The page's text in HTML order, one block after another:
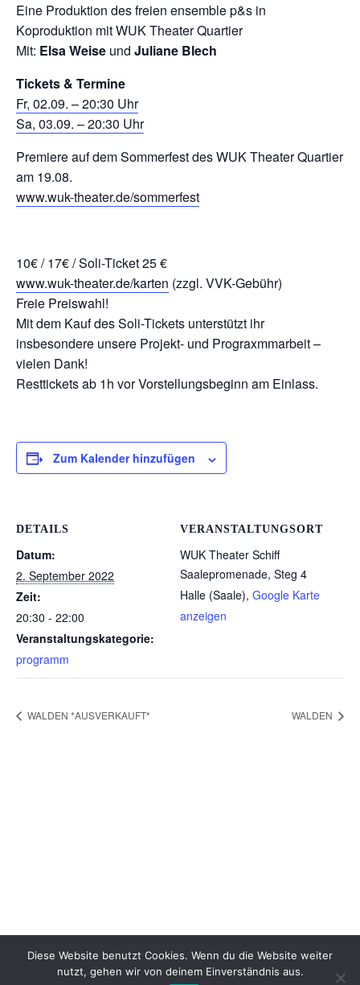
Eine Produktion des freien ensemble p&s in
Koproduktion mit WUK Theater Quartier
Mit: Elsa Weise und Juliane Blech
Tickets & Termine
Fr, 02.09. – 20:30 Uhr
Sa, 03.09. – 20:30 Uhr
Premiere auf dem Sommerfest des WUK Theater Quartier
am 19.08.
www.wuk-theater.de/sommerfest
10€ / 17€ / Soli-Ticket 25 €
www.wuk-theater.de/karten (zzgl. VVK-Gebühr)
Freie Preiswahl!
Mit dem Kauf des Soli-Tickets unterstützt ihr
insbesondere unsere Projekt- und Prograxmmarbeit –
vielen Dank!
Resttickets ab 1h vor Vorstellungsbeginn am Einlass.
Zum Kalender hinzufügen
DETAILS
Datum:
2. September 2022
Zeit:
20:30 - 22:00
Veranstaltungskategorie:
programm
VERANSTALTUNGSORT
WUK Theater Schiff
Saalepromenade, Steg 4
Halle (Saale), Google Karte
anzeigen
WALDEN *AUSVERKAUFT* WALDEN
Diese Website benutzt Cookies. Wenn du die Website weiter
nutzt, gehen wir von deinem Einverständnis aus.